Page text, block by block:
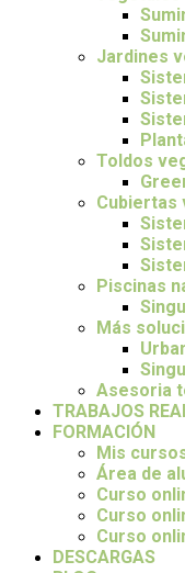
Jardines
Toldos
Cubiertas
Piscinas
Más
Asesoria
TRABAJOS
FORMACIÓN
Mis
Área de
Curso
Curso
Curso
DESCARGAS